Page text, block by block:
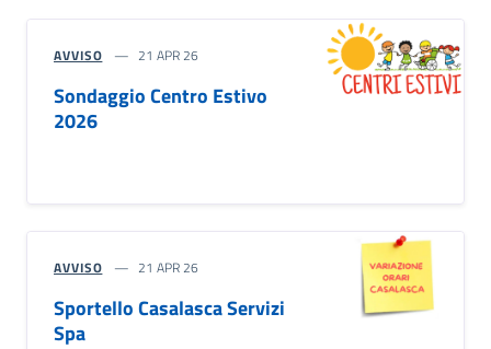
AVVISO 21 APR 26
Sondaggio Centro Estivo
2026
AVVISO 21 APR 26
Sportello Casalasca Servizi
Spa